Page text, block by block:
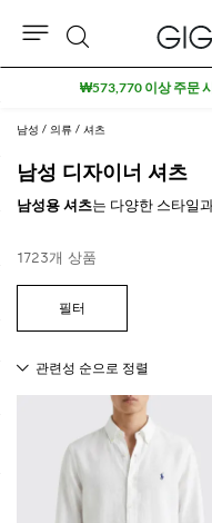
남성 의류 셔츠
남성 디자이너 셔츠
남성용 셔츠는 다양한 스타일
라인으로둘러보고 나에게 잘
GIGLIO.COM에서
송 혜택을 누리세요.
1723개 상품
검
색
세일